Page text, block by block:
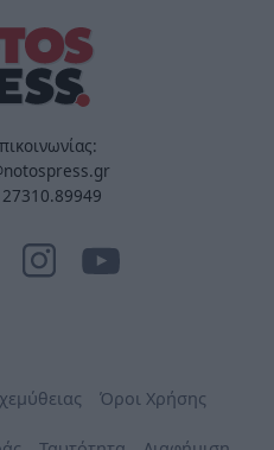
Όροι Χρήσης